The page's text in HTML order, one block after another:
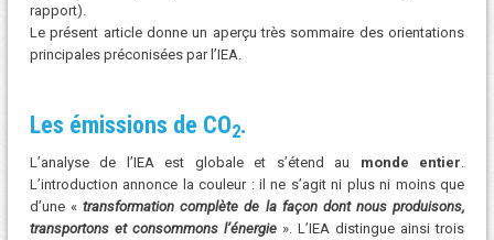
rapport).
Le présent article donne un aperçu très sommaire des orientations
principales préconisées par l’IEA.
Les émissions de CO2.
L’analyse de l’IEA est globale et s’étend au monde entier
L’introduction annonce la couleur : il ne s’agit ni plus ni moins que
d’une «transformation complète de la façon dont nous produisons,
transportons et consommons l’énergie». L’IEA distingue ainsi trois